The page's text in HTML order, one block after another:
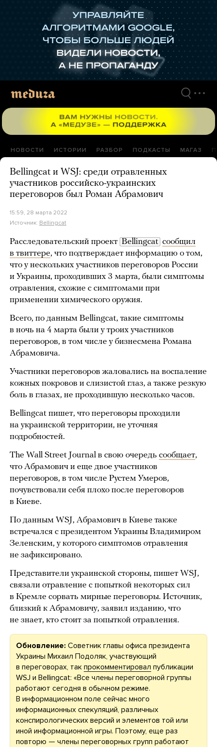
НОВОСТИ ИСТОРИИ РАЗБОР ПОДКАСТЫ МАГАЗ
Bellingcat и WSJ: среди отравленных
участников российско-украинских
переговоров был Роман Абрамович
15:59, 28 марта 2022
Источник: Bellingcat
Расследовательский проект Bellingcat сообщил
в твиттере, что подтверждает информацию о том,
что у нескольких участников переговоров России
и Украины, проходивших 3 марта, были симптомы
отравления, схожие с симптомами при
применении химического оружия.
Всего, по данным Bellingcat, такие симптомы
в ночь на 4 марта были у троих участников
переговоров, в том числе у бизнесмена Романа
Абрамовича.
Участники переговоров жаловались на воспаление
кожных покровов и слизистой глаз, а также резкую
боль в глазах, не проходившую несколько часов.
Bellingcat пишет, что переговоры проходили
на украинской территории, не уточняя
подробностей.
The Wall Street Journal в свою очередь сообщает,
что Абрамович и еще двое участников
переговоров, в том числе Рустем Умеров,
почувствовали себя плохо после переговоров
в Киеве.
По данным WSJ, Абрамович в Киеве также
встречался с президентом Украины Владимиром
Зеленским, у которого симптомов отравления
не зафиксировано.
Представители украинской стороны, пишет WSJ,
связали отравление с попыткой некоторых сил
в Кремле сорвать мирные переговоры. Источник,
близкий к Абрамовичу, заявил изданию, что
не знает, кто стоит за попыткой отравления.
Обновление: Советник главы офиса президента
Украины Михаил Подоляк, участвующий
в переговорах, так прокомментировал публикации
WSJ и Bellingcat: «Все члены переговорной группы
работают сегодня в обычном режиме.
В информационном поле сейчас много
информационных спекуляций, различных
конспирологических версий и элементов той или
иной информационной игры. Поэтому, еще раз
повторю — члены переговорных групп работают